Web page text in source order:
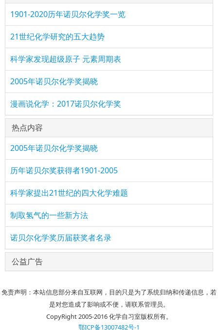
1901-2020历年诺贝尔化学奖一览
21世纪化学研究的五大趋势
科学家发现超级原子 元素周期表
2005年诺贝尔化学奖揭晓
漫画说化学：2017诺贝尔化学奖
热点内容
2005年诺贝尔化学奖揭晓
历年诺贝尔奖获得者1901-2005
科学家提出21世纪的四大化学难题
制取氢气的一些新方法
诺贝尔化学奖历届获奖者名录
公益广告
免责声明：本站信息部分来自互联网，目的只是为了系统归纳和传递信息，若
是对您造成了影响或不便，请联系管理员。
CopyRight 2005-2016 化学自习室版权所有。
鄂ICP备13007482号-1